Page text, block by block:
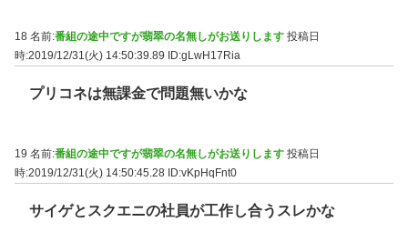
18 名前:番組の途中ですが翡翠の名無しがお送りします 投稿日
時:2019/12/31(火) 14:50:39.89
ID:gLwH17Ria
プリコネは無課金で問題無いかな
19 名前:番組の途中ですが翡翠の名無しがお送りします 投稿日
時:2019/12/31(火) 14:50:45.28 ID:vKpHqFnt0
サイゲとスクエニの社員が工作し合うスレかな